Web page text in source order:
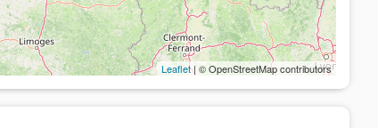
Leaflet| © OpenStreetMap contributors